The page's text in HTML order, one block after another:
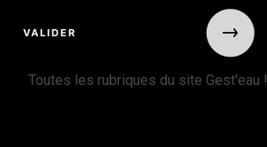
Toutes les rubriques du site Gest'eau !